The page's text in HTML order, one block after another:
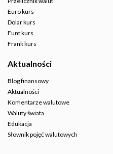
Euro kurs
Dolar kurs
Funt kurs
Frank kurs
Aktualności
Blog finansowy
Aktualności
Komentarze walutowe
Waluty świata
Edukacja
Słownik pojęć walutowych